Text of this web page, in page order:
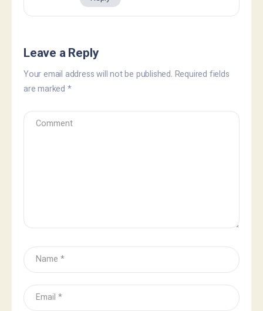
Leave a Reply
Your email address will not be published. Required fields
are marked *